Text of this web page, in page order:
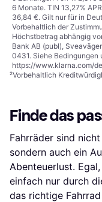
6 Monate. TIN 13,27%
36,84 €. Gilt nur für in
Vorbehaltlich der
Höchstbetrag abhängig
Bank AB (publ),
0431. Siehe Bedingungen
https://www.klarna.com/
²Vorbehaltlich
Finde das
Fahrräder sind
sondern auch ein
Abenteuerlust.
einfach nur durch
das richtige